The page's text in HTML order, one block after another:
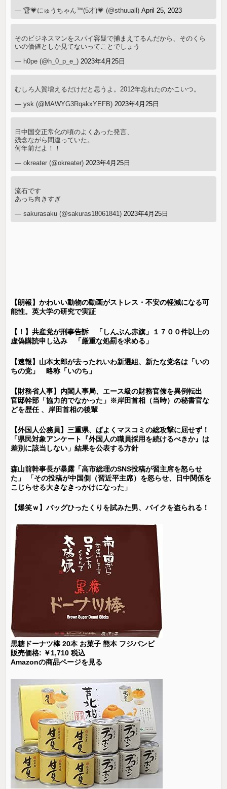
— 🏆💗にゅうちゃん™(5才)💗 (@sthuuall)April 25, 2023
そのビジネスマンをスパイ容疑で捕まえてるんだから、そのくら
いの価値としか見てないってことでしょう
— h0pe (@h_0_p_e_) 2023年4月25日
むしろ人質増えるだけだと思うよ。2012年忘れたのかこいつ。
— ysk (@MAWYG3RqakxYEFB) 2023年4月25日
日中国交正常化の頃のよくあった発言、
残念ながら間違っていた。
何年前だよ！！
— okreater (@okreater) 2023年4月25日
流石です
あっち向きすぎ
— sakurasaku (@sakuras18061841) 2023年4月25日
【朗報】かわいい動物の動画がストレス・不安の軽減になる可
能性。英大学の研究で実証
【！】共産党が刑事告訴 「しんぶん赤旗」１７００件以上の
虚偽購読申し込み 「厳重な処罰を求める」
【速報】山本太郎が去ったれいわ新選組、新たな党名は「いの
ちの党」 略称「いのち」
【財務省人事】内閣人事局、エース級の財務官僚を異例転出
官邸幹部「協力的でなかった」※岸田首相（当時）の秘書官な
どを歴任 、岸田首相の後輩
【外国人公務員】三重県、ぱよくマスコミの総攻撃に屈せず！
「県民対象アンケート『外国人の職員採用を続けるべきか』は
差別に該当しない」結果を公表する方針
森山前幹事長が暴露「高市総理のSNS投稿が習主席を怒らせ
た」 「その投稿が中国側（習近平主席）を怒らせ、日中関係を
こじらせる大きなきっかけになった」
【爆笑ｗ】バッグひったくりを試みた男、バイクを盗られる！
黒糖ドーナツ棒 20本 お菓子 熊本 フジバンビ
販売価格: ￥1,710 税込
Amazonの商品ページを見る